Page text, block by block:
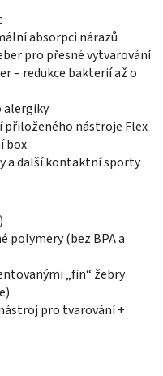
absorpci nárazů
pro přesné vytvarování
– redukce bakterií až o
alergiky
přiloženého nástroje Flex
box
a další kontaktní sporty
polymery (bez BPA a
„fin“ žebry
pro tvarování +